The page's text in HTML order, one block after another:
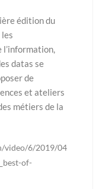
édition du
l’information,
datas se
de
et ateliers
métiers de la
video/6/2019/04
of-